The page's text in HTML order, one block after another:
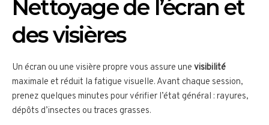
Nettoyage de l’écran et
des visières
Un écran ou une visière propre vous assure une visibilité
maximale et réduit la fatigue visuelle. Avant chaque session,
prenez quelques minutes pour vérifier l’état général : rayures,
dépôts d’insectes ou traces grasses.